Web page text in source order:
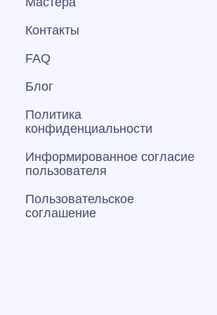
Контакты
FAQ
Блог
Политика
конфиденциальности
Информированное согласие
пользователя
Пользовательское
соглашение